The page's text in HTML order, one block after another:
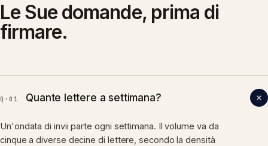
Le Sue domande, prima di
firmare.
Q·0 1 Quante lettere a settimana?
Un'ondata di invii parte ogni settimana. Il volume va da
cinque a diverse decine di lettere, secondo la densità